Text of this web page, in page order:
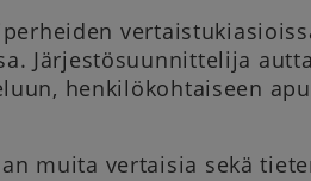
Järjestösuunnitte­lija
henkilökohtaiseen
muita vertaisia sekä